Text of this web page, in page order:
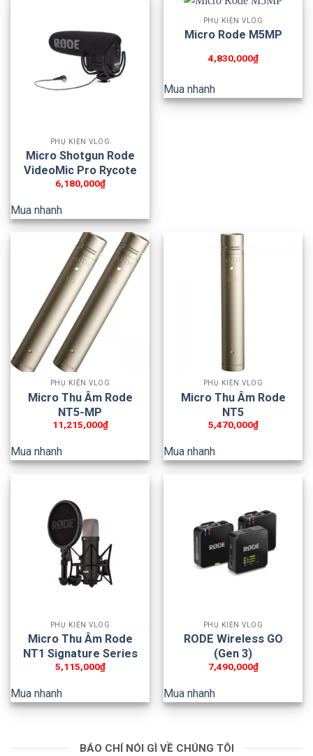
PHỤ KIỆN VLOG
Micro Shotgun Rode
VideoMic Pro Rycote
6,180,000₫
Mua nhanh
PHỤ KIỆN VLOG
Micro Rode M5MP
4,830,000₫
Mua nhanh
PHỤ KIỆN VLOG
Micro Thu Âm Rode
NT5-MP
11,215,000₫
Mua nhanh
PHỤ KIỆN VLOG
Micro Thu Âm Rode
NT5
5,470,000₫
Mua nhanh
PHỤ KIỆN VLOG
Micro Thu Âm Rode
NT1 Signature Series
5,115,000₫
Mua nhanh
PHỤ KIỆN VLOG
RODE Wireless GO
(Gen 3)
7,490,000₫
Mua nhanh
BÁO CHÍ NÓI GÌ VỀ CHÚNG TÔI